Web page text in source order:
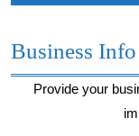
Business Info
Provide your